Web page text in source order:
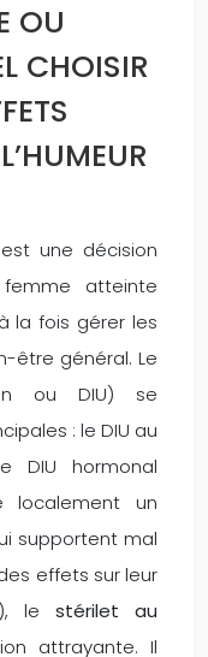
OU
CHOISIR
une décision
atteinte
la fois gérer les
être général. Le
ou DIU) se
: le DIU au
DIU hormonal
localement un
supportent mal
effets sur leur
le stérilet au
attrayante. Il